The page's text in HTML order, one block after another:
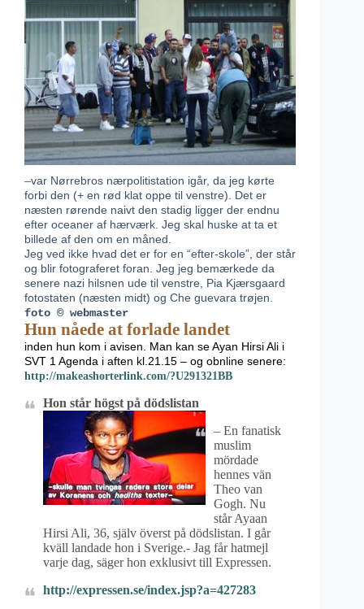
–var Nørrebros nærpolitistation igår, da jeg kørte
forbi den (+ en rød klat oppe til venstre). Det er
næsten rørende naivt den stadig ligger der endnu
efter oceaner af hærværk. Jeg skal huske at ta et
billede af den om en måned.
Jeg ved ikke hvad det er for en “efter-skole”, der står
og blir fotograferet foran. Jeg jeg bemærkede da
senere nazi hilsnen ude til venstre, Pia Kjærsgaard
fotostaten (næsten midt) og Che guevara trøjen.
foto © webmaster
Hun nåede at forlade landet
inden hun kom i avisen. Man kan se Ayan Hirsi Ali i
SVT 1 Agenda i aften kl.21.15 – og obnline senere:
http://makeashorterlink.com/?U291321BB
Hon står högst på dödslistan
– En fanatisk
muslim
mördade
hennes vän
Theo van
Gogh. Nu
står Ayaan
Hirsi Ali, 36, själv överst på dödslistan. I går
kväll landade hon i Sverige.- Jag får hatmejl
varje dag, säger hon exklusivt till Expressen.
http://expressen.se/index.jsp?a=427283